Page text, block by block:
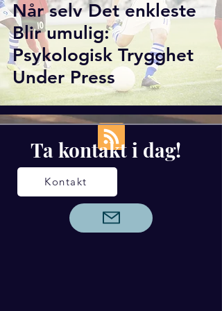
Når selv Det enkleste
Blir umulig:
Psykologisk Trygghet
Under Press
Ta kontakt i dag!
Kontakt